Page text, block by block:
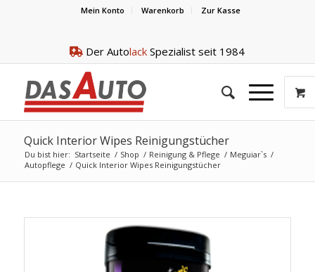
Mein Konto Warenkorb Zur Kasse
Der Autolack Spezialist seit 1984
Quick Interior Wipes Reinigungstücher
Du bist hier: Startseite / Shop / Reinigung & Pflege / Meguiar`s /
Autopflege / Quick Interior Wipes Reinigungstücher